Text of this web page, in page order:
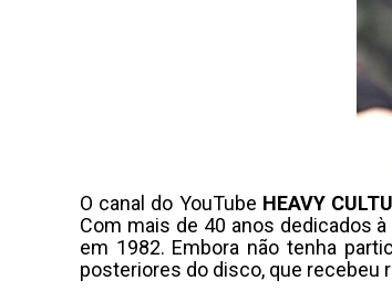
O canal do YouTube HEAVY
Com mais de 40 anos dedicados
em 1982. Embora não tenha
posteriores do disco, que recebeu